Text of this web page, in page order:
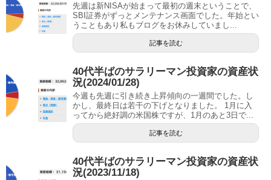
先週は新NISAが始まって最初の週末ということで、
SBI証券がずっとメンテナンス画面でした。年始とい
うこともあり私もブログをお休みしていまし...
記事を読む
40代半ばのサラリーマン投資家の資産状
況(2024/01/28)
今週も先週に引き続き上昇傾向の一週間でした。し
かし、最終日は若干の下げとなりました。 1月に入
ってから絶好調の米国株ですが、1月のあと3日で...
記事を読む
40代半ばのサラリーマン投資家の資産状
況(2023/11/18)